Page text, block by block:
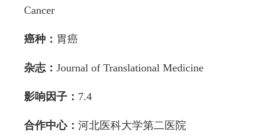
Cancer
癌种： 胃癌
杂志： Journal of Translational Medicine
影响因子： 7.4
合作中心： 河北医科大学第二医院